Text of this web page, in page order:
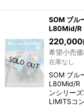
SOM ブル
L80Mid/R
220,000
希望小売価
在庫なし
SOM ブル
L80Mid/R
ンシリー
LIMITSコ